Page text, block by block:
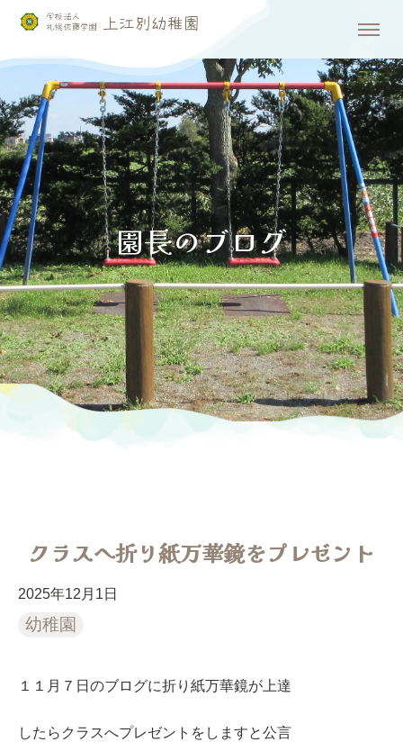
クラスへ折り紙万華鏡をプレゼント
2025年12月1日
幼稚園
１１月７日のブログに折り紙万華鏡が上達
したらクラスへプレゼントをしますと公言